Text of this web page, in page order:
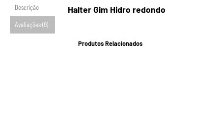
Descrição
Avaliações (0)
Halter Gim Hidro redondo
Produtos Relacionados